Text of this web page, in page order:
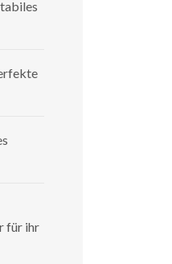
für ihr